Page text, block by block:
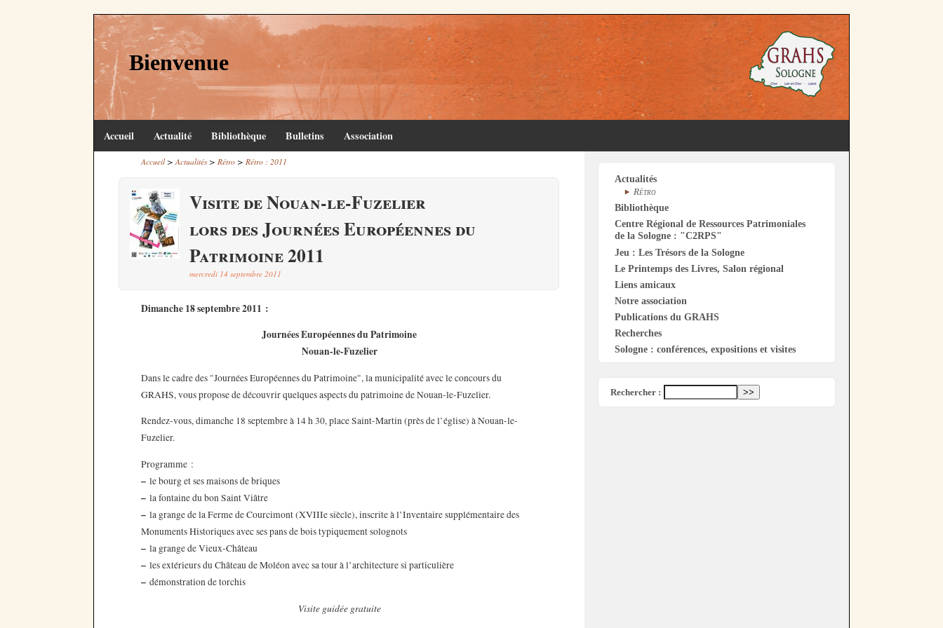
Bienvenue
Accueil Actualité Bibliothèque Bulletins Association
Accueil> Actualités> Rétro> Rétro : 2011
Visite de Nouan-le-Fuzelier
lors des Journées Européennes du
Patrimoine 2011
mercredi 14 septembre 2011
Dimanche 18 septembre 2011 :
Journées Européennes du Patrimoine
Nouan-le-Fuzelier
Dans le cadre des "Journées Européennes du Patrimoine", la municipalité avec le concours du
GRAHS, vous propose de découvrir quelques aspects du patrimoine de Nouan-le-Fuzelier.
Rendez-vous, dimanche 18 septembre à 14 h 30, place Saint-Martin (près de l’église) à Nouan-le-
Fuzelier.
Programme :
–le bourg et ses maisons de briques
–la fontaine du bon Saint Viâtre
–la grange de la Ferme de Courcimont (XVIIIe siècle), inscrite à l’Inventaire supplémentaire des
Monuments Historiques avec ses pans de bois typiquement solognots
–la grange de Vieux-Château
–les extérieurs du Château de Moléon avec sa tour à l’architecture si particulière
–démonstration de torchis
Visite guidée gratuite
Actualités
Rétro
Bibliothèque
Centre Régional de Ressources Patrimoniales
de la Sologne : "C2RPS"
Jeu : Les Trésors de la Sologne
Le Printemps des Livres, Salon régional
Liens amicaux
Notre association
Publications du GRAHS
Recherches
Sologne : conférences, expositions et visites
Rechercher :